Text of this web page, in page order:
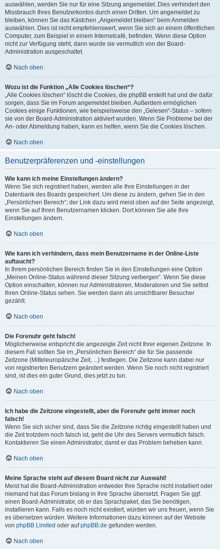
auswählen, werden Sie nur für eine Sitzung angemeldet. Dies verhindert den
Missbrauch Ihres Benutzerkontos durch einen Dritten. Um angemeldet zu
bleiben, können Sie das Kästchen „Angemeldet bleiben“ beim Anmelden
auswählen. Dies ist nicht empfehlenswert, wenn Sie sich an einem öffentlichen
Computer, zum Beispiel in einem Internetcafé, befinden. Wenn diese Option
nicht zur Verfügung steht, dann wurde sie vermutlich von der Board-
Administration ausgeschaltet.
Nach oben
Wozu ist die Funktion „Alle Cookies löschen“?
„Alle Cookies löschen“ löscht die Cookies, die phpBB erstellt hat und die dafür
sorgen, dass Sie im Forum angemeldet bleiben. Außerdem ermöglichen
Cookies einige Funktionen, wie beispielsweise den „Gelesen“-Status – sofern
sie von der Board-Administration aktiviert wurden. Wenn Sie Probleme bei der
An- oder Abmeldung haben, kann es helfen, wenn Sie die Cookies löschen.
Nach oben
Benutzerpräferenzen und -einstellungen
Wie kann ich meine Einstellungen ändern?
Wenn Sie sich registriert haben, werden alle Ihre Einstellungen in der
Datenbank des Boards gespeichert. Um diese zu ändern, gehen Sie in den
„Persönlichen Bereich“; der Link dazu wird meist oben auf der Seite angezeigt,
wenn Sie auf Ihren Benutzernamen klicken. Dort können Sie alle Ihre
Einstellungen ändern.
Nach oben
Wie kann ich verhindern, dass mein Benutzername in der Online-Liste
auftaucht?
In Ihrem persönlichen Bereich finden Sie in den Einstellungen eine Option
„Meinen Online-Status während dieser Sitzung verbergen“. Wenn Sie diese
Option einschalten, können nur Administratoren, Moderatoren und Sie selbst
Ihren Online-Status sehen. Sie werden dann als unsichtbarer Besucher
gezählt.
Nach oben
Die Forenuhr geht falsch!
Möglicherweise entspricht die angezeigte Zeit nicht Ihrer eigenen Zeitzone. In
diesem Fall sollten Sie im „Persönlichen Bereich“ die für Sie passende
Zeitzone (Mitteleuropäische Zeit, ...) festlegen. Die Zeitzone kann dabei nur
von registrierten Benutzern geändert werden. Wenn Sie noch nicht registriert
sind, ist dies ein guter Grund, dies jetzt zu tun.
Nach oben
Ich habe die Zeitzone eingestellt, aber die Forenuhr geht immer noch
falsch!
Wenn Sie sich sicher sind, dass Sie die Zeitzone richtig eingestellt haben und
die Zeit trotzdem noch falsch ist, geht die Uhr des Servers vermutlich falsch.
Kontaktieren Sie einen Administrator, damit er das Problem beheben kann.
Nach oben
Meine Sprache steht auf diesem Board nicht zur Auswahl!
Meist hat die Board-Administration entweder Ihre Sprache nicht installiert oder
niemand hat das Forum bislang in Ihre Sprache übersetzt. Fragen Sie ggf.
einen Board-Administrator, ob er das Sprachpaket, das Sie benötigen,
installieren kann. Falls es noch nicht existiert, würden wir uns freuen, wenn Sie
es übersetzen würden. Weitere Informationen dazu können auf der Website
von phpBB Limited oder aufphpBB.de gefunden werden.
Nach oben